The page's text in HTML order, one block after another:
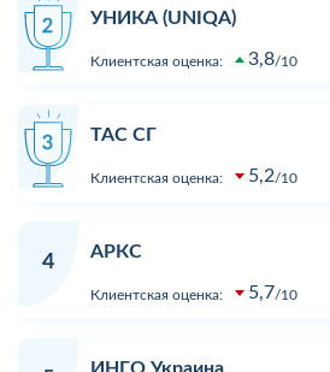
УНИКА (UNIQA)
Клиентская оценка: 3,8 10
ТАС СГ
Клиентская оценка: 5,2 10
4
АРКС
Клиентская оценка: 5,7 10
ИНГО Украина